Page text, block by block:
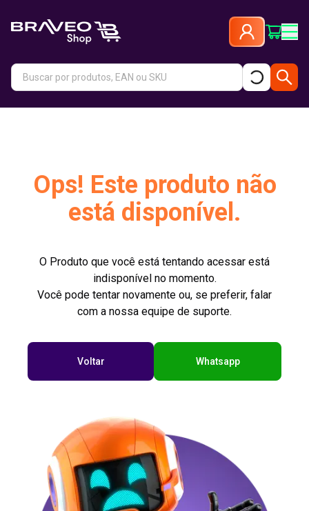
Ops! Este produto não
está disponível.
O Produto que você está tentando acessar está
indisponível no momento.
Você pode tentar novamente ou, se preferir, falar
com a nossa equipe de suporte.
Voltar Whatsapp